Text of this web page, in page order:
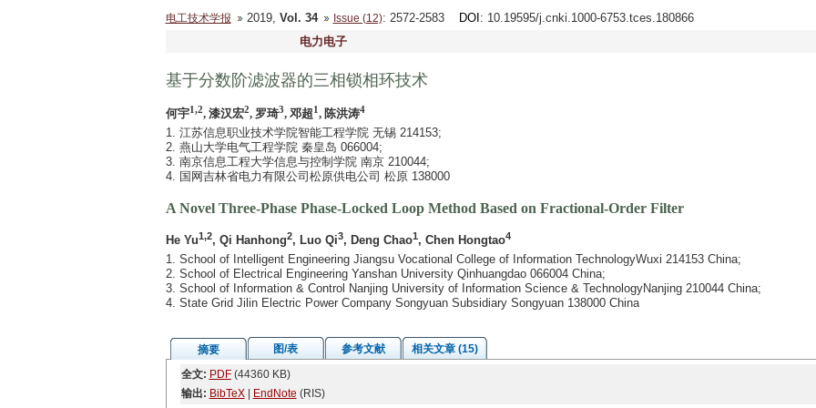
电工技术学报 2019, Vol. 34 Issue (12): 2572-2583 DOI : 10.19595/j.cnki.1000-6753.tces.180866
电力电子
基于分数阶滤波器的三相锁相环技术
何宇1,2, 漆汉宏2, 罗琦3, 邓超1, 陈洪涛4
1. 江苏信息职业技术学院智能工程学院 无锡 214153;
2. 燕山大学电气工程学院 秦皇岛 066004;
3. 南京信息工程大学信息与控制学院 南京 210044;
4. 国网吉林省电力有限公司松原供电公司 松原 138000
A Novel Three-Phase Phase-Locked Loop Method Based on Fractional-Order Filter
He Yu1,2, Qi Hanhong2, Luo Qi3, Deng Chao1, Chen Hongtao4
1. School of Intelligent Engineering Jiangsu Vocational College of Information TechnologyWuxi 214153 China;
2. School of Electrical Engineering Yanshan University Qinhuangdao 066004 China;
3. School of Information & Control Nanjing University of Information Science & TechnologyNanjing 210044 China;
4. State Grid Jilin Electric Power Company Songyuan Subsidiary Songyuan 138000 China
摘要 图/表 参考文献
相关文章 (15)
全文: PDF(44360 KB)
输出: BibTeX| EndNote (RIS)